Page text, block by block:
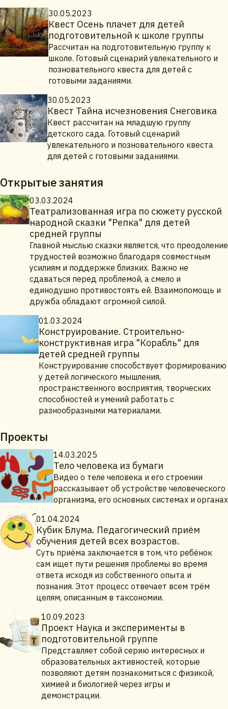
30.05.2023
Квест Осень плачет для детей
подготовительной к школе группы
Рассчитан на подготовительную группу к
школе. Готовый сценарий увлекательного и
позновательного квеста для детей с
готовыми заданиями.
30.05.2023
Квест Тайна исчезновения Снеговика
Квест рассчитан на младшую группу
детского сада. Готовый сценарий
увлекательного и позновательного квеста
для детей с готовыми заданиями.
Открытые занятия
03.03.2024
Театрализованная игра по сюжету русской
народной сказки "Репка" для детей
средней группы
Главной мыслью сказки является, что преодоление
трудностей возможно благодаря совместным
усилиям и поддержке близких. Важно не
сдаваться перед проблемой, а смело и
единодушно противостоять ей. Взаимопомощь и
дружба обладают огромной силой.
01.03.2024
Конструирование. Строительно-
конструктивная игра "Корабль" для
детей средней группы
Конструирование способствует формированию
у детей логического мышления,
пространственного восприятия, творческих
способностей и умений работать с
разнообразными материалами.
Проекты
14.03.2025
Тело человека из бумаги
Видео о теле человека и его строении
рассказывает об устройстве человеческого
организма, его основных системах и органах
01.04.2024
Кубик Блума. Педагогический приём
обучения детей всех возрастов.
Суть приёма заключается в том, что ребёнок
сам ищет пути решения проблемы во время
ответа исходя из собственного опыта и
познания. Этот процесс отвечает всем трём
целям, описанным в таксономии.
10.09.2023
Проект Наука и эксперименты в
подготовительной группе
Представляет собой серию интересных и
образовательных активностей, которые
позволяют детям познакомиться с физикой,
химией и биологией через игры и
демонстрации.